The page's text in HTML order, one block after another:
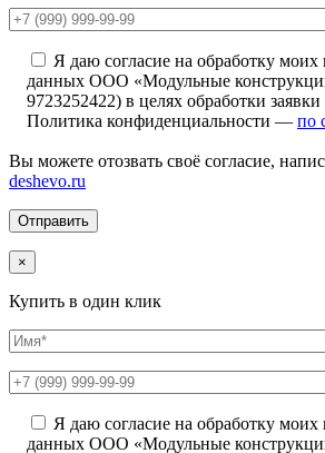
Я даю согласие на обработку
данных ООО «Модульные
9723252422) в целях обработки
Политика конфиденциальности — по
Вы можете отозвать своё согласие,
deshevo.ru
×
Купить в один клик
Я даю согласие на обработку
данных ООО «Модульные